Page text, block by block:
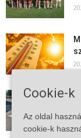
Cookie-k
Az oldal
cookie-k